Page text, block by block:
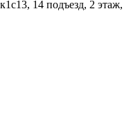
14 подъезд, 2 этаж,